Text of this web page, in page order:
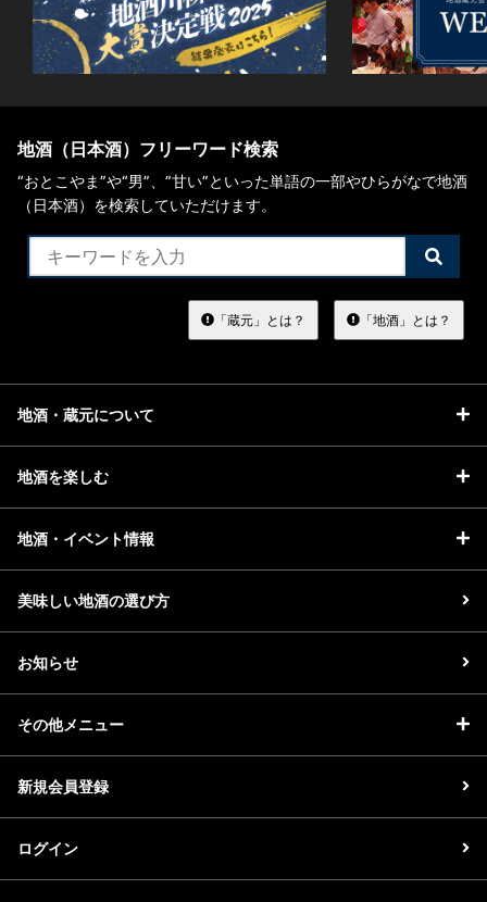
地酒（日本酒）フリーワード検索
“おとこやま”や“男”、”甘い”といった単語の一部やひらがなで地酒
（日本酒）を検索していただけます。
検
索
る
「蔵元」とは？ 「地酒」とは？
地酒・蔵元について
地酒を楽しむ
地酒・イベント情報
美味しい地酒の選び方
お知らせ
その他メニュー
新規会員登録
ログイン